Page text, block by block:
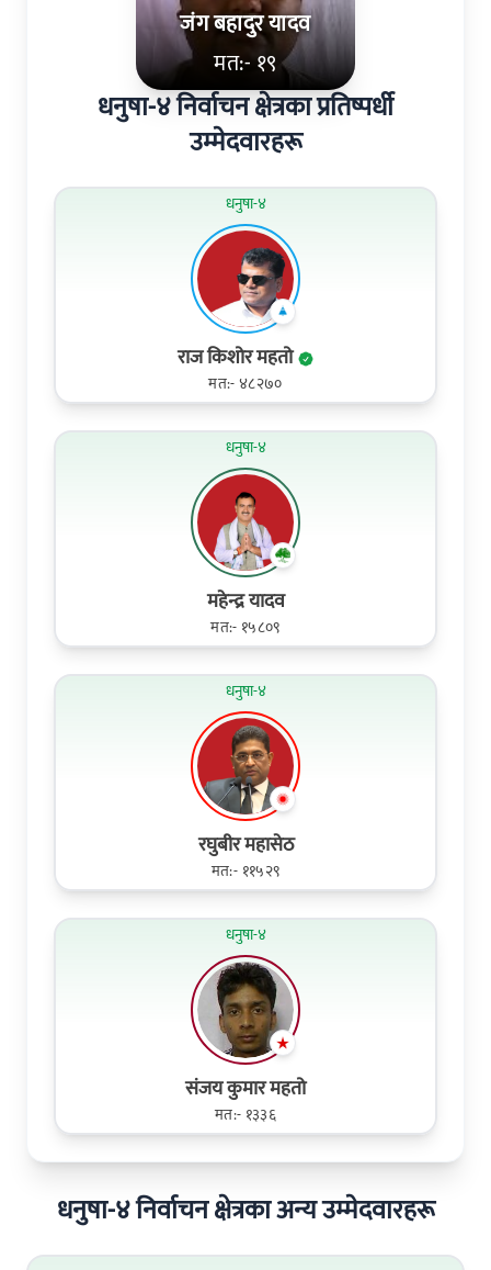
जंग बहादुर यादव
मत:- १९
धनुषा-४ निर्वाचन क्षेत्रका प्रतिष्पर्धी
उम्मेदवारहरू
धनुषा-४
राज किशोर महतो
मत:- ४८२७०
धनुषा-४
महेन्द्र यादव
मत:- १५८०९
धनुषा-४
रघुबीर महासेठ
मत:- ११५२९
धनुषा-४
संजय कुमार महतो
मत:- १३३६
धनुषा-४ निर्वाचन क्षेत्रका अन्य उम्मेदवारहरू